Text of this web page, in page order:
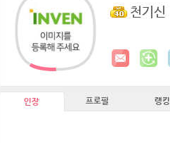
천기신
인장 프로필 랭킹